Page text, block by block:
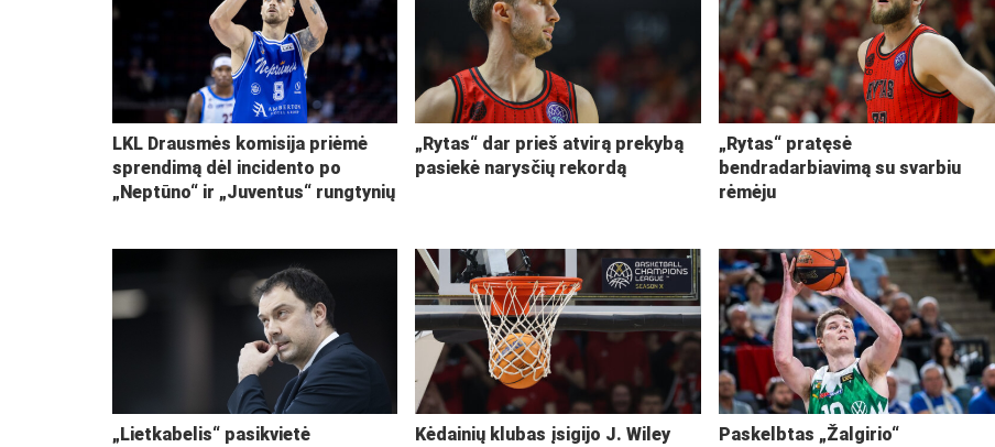
LKL Drausmės komisija priėmė
sprendimą dėl incidento po
„Neptūno“ ir „Juventus“ rungtynių
„Rytas“ dar prieš atvirą prekybą
pasiekė narysčių rekordą
„Rytas“ pratęsė
bendradarbiavimą su svarbiu
rėmėju
„Lietkabelis“ pasikvietė
Kėdainių klubas įsigijo J. Wiley
Paskelbtas „Žalgirio“